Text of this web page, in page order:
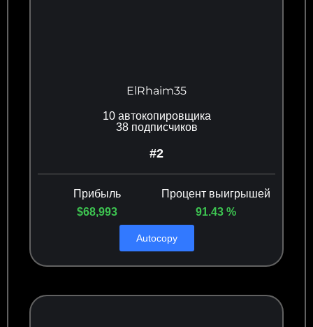
ElRhaim35
10 автокопировщика
38 подписчиков
#2
Прибыль
Процент выигрышей
$68,993
91.43 %
Autocopy